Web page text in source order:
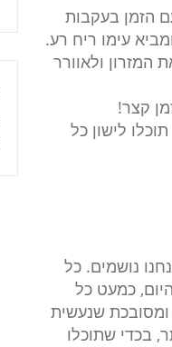
הזמן בעקבות
עימו ריח רע.
המזרון ולאוורר
קצר!
לישון כל
נושמים. כל
כמעט כל
ומסובכת שנעשית
בכדי שתוכלו